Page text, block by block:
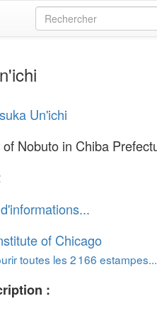
Un'ichi
Nobuto in Chiba
of Chicago
toutes les 2 166 estampes...
: